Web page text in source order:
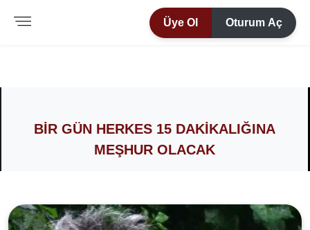
Üye Ol Oturum Aç
BIR GÜN HERKES 15 DAKIKALIĞINA
MEŞHUR OLACAK